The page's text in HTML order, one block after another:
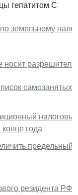
гепатитом С
земельному
носит
самозанятых
года
резидента